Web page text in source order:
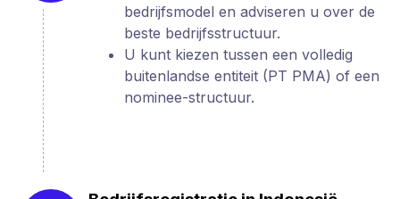
bedrijfsmodel en adviseren u over de
beste bedrijfsstructuur.
U kunt kiezen tussen een volledig
buitenlandse entiteit (PT PMA) of een
nominee-structuur.